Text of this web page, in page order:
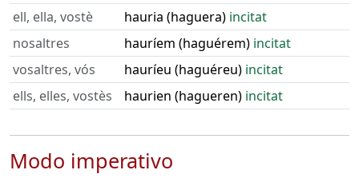
ell, ella, vostè
hauria (haguera) incitat
nosaltres
hauríem (haguérem) incitat
vosaltres, vós
hauríeu (haguéreu) incitat
ells, elles, vostès
haurien (hagueren) incitat
Modo imperativo